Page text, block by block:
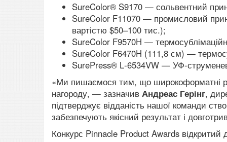
SureColor® S9170 — сольвентний
SureColor F11070 — промисловий
вартістю $50–100 тис.);
SureColor F9570H —
SureColor F6470H (111,8 см) —
SurePress® L‑6534VW — УФ-
«Ми пишаємося тим, що широкоформатні
нагороду, — зазначив Андреас Герінг,
підтверджує відданість нашої команди
забезпечують якісний результат і
Конкурс Pinnacle Product Awards відкритий